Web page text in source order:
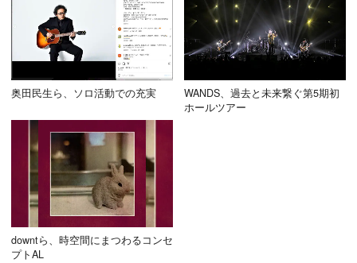
奥田民生ら、ソロ活動での充実
WANDS、過去と未来繋ぐ第5期初
ホールツアー
downtら、時空間にまつわるコンセ
プトAL